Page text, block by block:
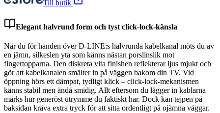
Till butik
Elegant halvrund form och tyst click-lock-känsla
När du för handen över D-LINE:s halvrunda kabelkanal möts du av
en jämn, silkeslen yta som känns nästan porslinslik mot
fingertopparna. Den diskreta vita finishen reflekterar ljus mjukt och
gör att kabelkanalen smälter in på väggen bakom din TV. Vid
öppning hörs ett dämpat, tydligt klick – click-lock-mekanismen
känns stabil men ändå smidig. Allt eftersom du lägger in kablarna
märks hur generöst utrymme du faktiskt har. Dock kan tejpen på
baksidan kräva extra tryck för att sitta ordentligt på ojämna väggar.